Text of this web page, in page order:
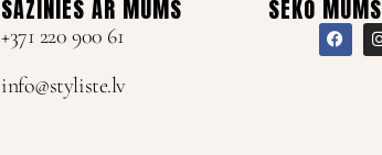
SAZINIES AR MUMS
+371 220 900 61
info@styliste.lv
SEKO MUMS